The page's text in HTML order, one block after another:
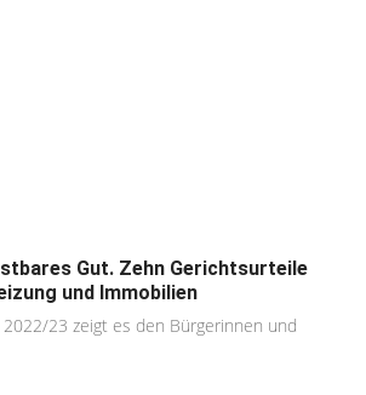
Gut. Zehn Gerichtsurteile
und Immobilien
23 zeigt es den Bürgerinnen und